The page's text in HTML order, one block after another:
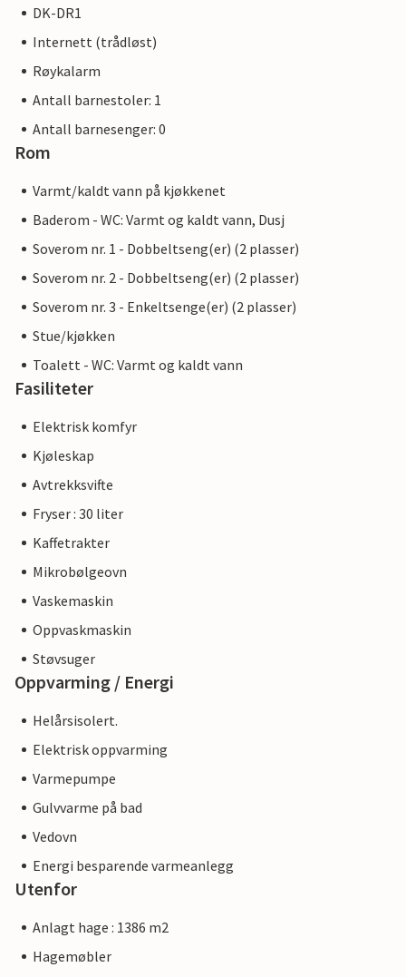
DK-DR1
Internett (trådløst)
Røykalarm
Antall barnestoler: 1
Antall barnesenger: 0
Rom
Varmt/kaldt vann på kjøkkenet
Baderom - WC: Varmt og kaldt vann, Dusj
Soverom nr. 1 - Dobbeltseng(er) (2 plasser)
Soverom nr. 2 - Dobbeltseng(er) (2 plasser)
Soverom nr. 3 - Enkeltsenge(er) (2 plasser)
Stue/kjøkken
Toalett - WC: Varmt og kaldt vann
Fasiliteter
Elektrisk komfyr
Kjøleskap
Avtrekksvifte
Fryser : 30 liter
Kaffetrakter
Mikrobølgeovn
Vaskemaskin
Oppvaskmaskin
Støvsuger
Oppvarming / Energi
Helårsisolert.
Elektrisk oppvarming
Varmepumpe
Gulvvarme på bad
Vedovn
Energi besparende varmeanlegg
Utenfor
Anlagt hage : 1386 m2
Hagemøbler